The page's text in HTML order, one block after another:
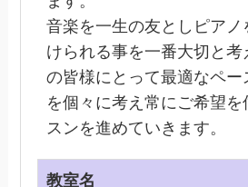
音楽を一生の友としピア
けられる事を一番大切と考
の皆様にとって最適なペ
を個々に考え常にご希望を
スンを進めていきます。
教室名